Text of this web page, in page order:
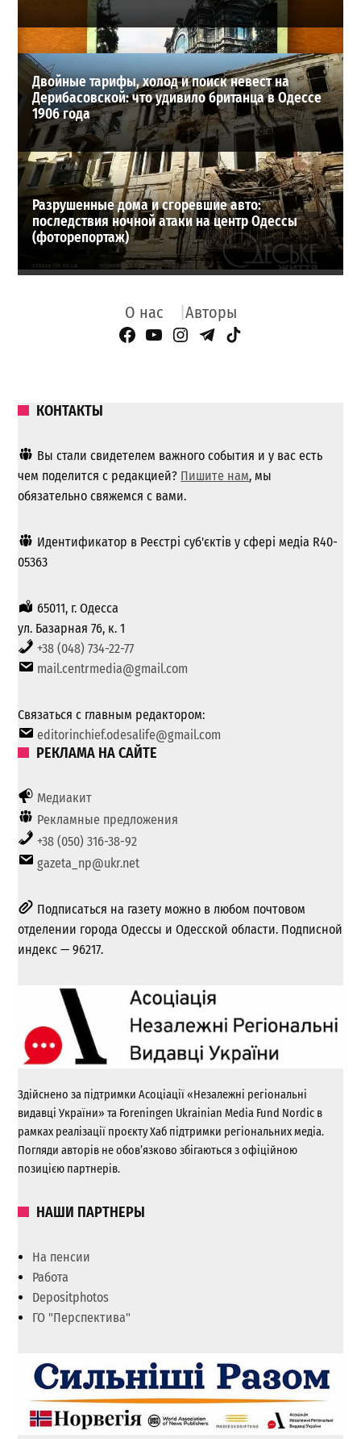
Двойные тарифы, холод и поиск невест на
Дерибасовской: что удивило британца в Одессе
1906 года
Разрушенные дома и сгоревшие авто:
последствия ночной атаки на центр Одессы
(фоторепортаж)
О нас Авторы
Facebook Page
YouTube
Instagram
Telegram
TikTok
КОНТАКТЫ
Вы стали свидетелем важного события и у вас есть
чем поделится с редакцией? Пишите нам, мы
обязательно свяжемся с вами.
Идентификатор в Реєстрі суб'єктів у сфері медіа R40-
05363
65011, г. Одесса
ул. Базарная 76, к. 1
+38 (048) 734-22-77
mail.centrmedia@gmail.com
Связаться с главным редактором:
editorinchief.odesalife@gmail.com
РЕКЛАМА НА САЙТЕ
Медиакит
Рекламные предложения
+38 (050) 316-38-92
gazeta_np@ukr.net
Подписаться на газету можно в любом почтовом
отделении города Одессы и Одесской области. Подписной
индекс — 96217.
Здійснено за підтримки Асоціації «Незалежні регіональні
видавці України» та Foreningen Ukrainian Media Fund Nordic в
рамках реалізації проєкту Хаб підтримки регіональних медіа.
Погляди авторів не обов’язково збігаються з офіційною
позицією партнерів.
НАШИ ПАРТНЕРЫ
На пенсии
Работа
Depositphotos
ГО "Перспектива"